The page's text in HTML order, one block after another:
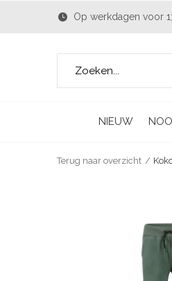
NIEUW
Op werkdagen voor
Terug naar overzicht